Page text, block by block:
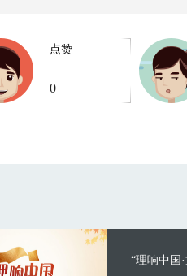
点赞
0
“理响中国